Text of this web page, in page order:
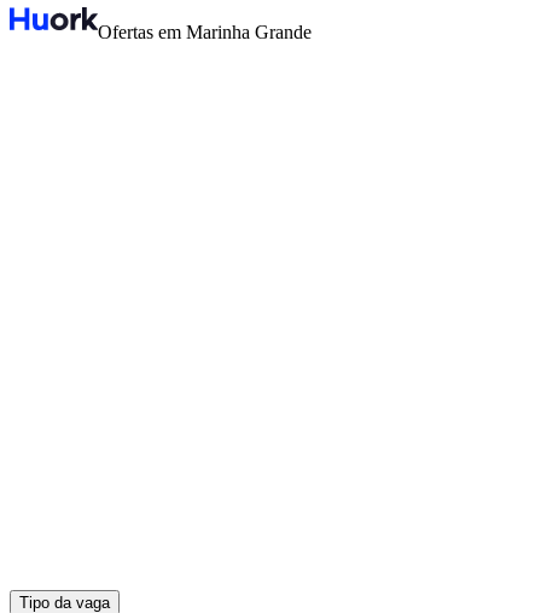
Ofertas em Marinha Grande
Tipo da vaga